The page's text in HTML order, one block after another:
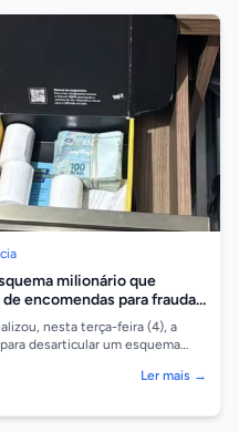
milionário que
encomendas para fraudar
nesta terça-feira (4), a
desarticular um esquema
Ler mais →